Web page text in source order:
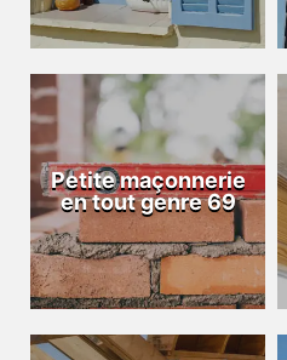
Petite maçonnerie
en tout genre 69